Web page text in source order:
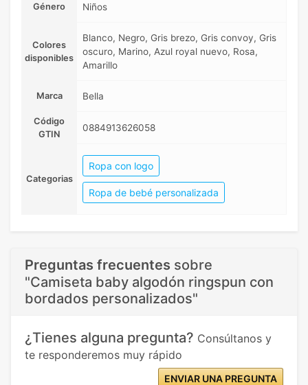
Género Niños
Colores
disponibles
Blanco, Negro, Gris brezo, Gris convoy, Gris
oscuro, Marino, Azul royal nuevo, Rosa,
Amarillo
Marca Bella
Código
GTIN
0884913626058
Categorias
Ropa con logo
Ropa de bebé personalizada
Preguntas frecuentes sobre
"Camiseta baby algodón ringspun con
bordados personalizados"
¿Tienes alguna pregunta? Consúltanos y
te responderemos muy rápido
ENVIAR UNA PREGUNTA